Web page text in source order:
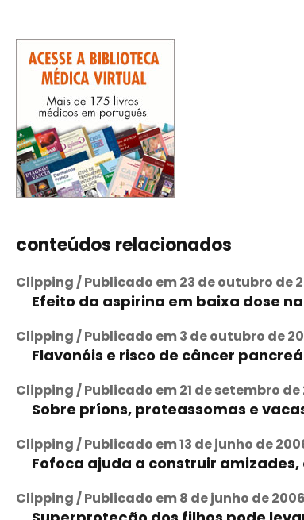
conteúdos relacionados
Clipping / Publicado em 23 de outubro de
Efeito da aspirina em baixa dose
Clipping / Publicado em 3 de outubro de
Flavonóis e risco de câncer
Clipping / Publicado em 21 de setembro de
Sobre príons, proteassomas e
Clipping / Publicado em 13 de junho de
Fofoca ajuda a construir amizades,
Clipping / Publicado em 8 de junho de 2006